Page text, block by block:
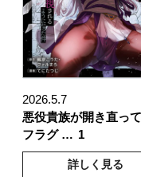
2026.5.7
悪役貴族が開き直っ
フラグ … 1
詳しく見る